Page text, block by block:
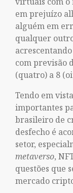
em prejuízo
alguém em
qualquer
com previsão
(quatro) a 8
Tendo em
importantes
brasileiro de
desfecho é
setor,
metaverso,
questões que
mercado